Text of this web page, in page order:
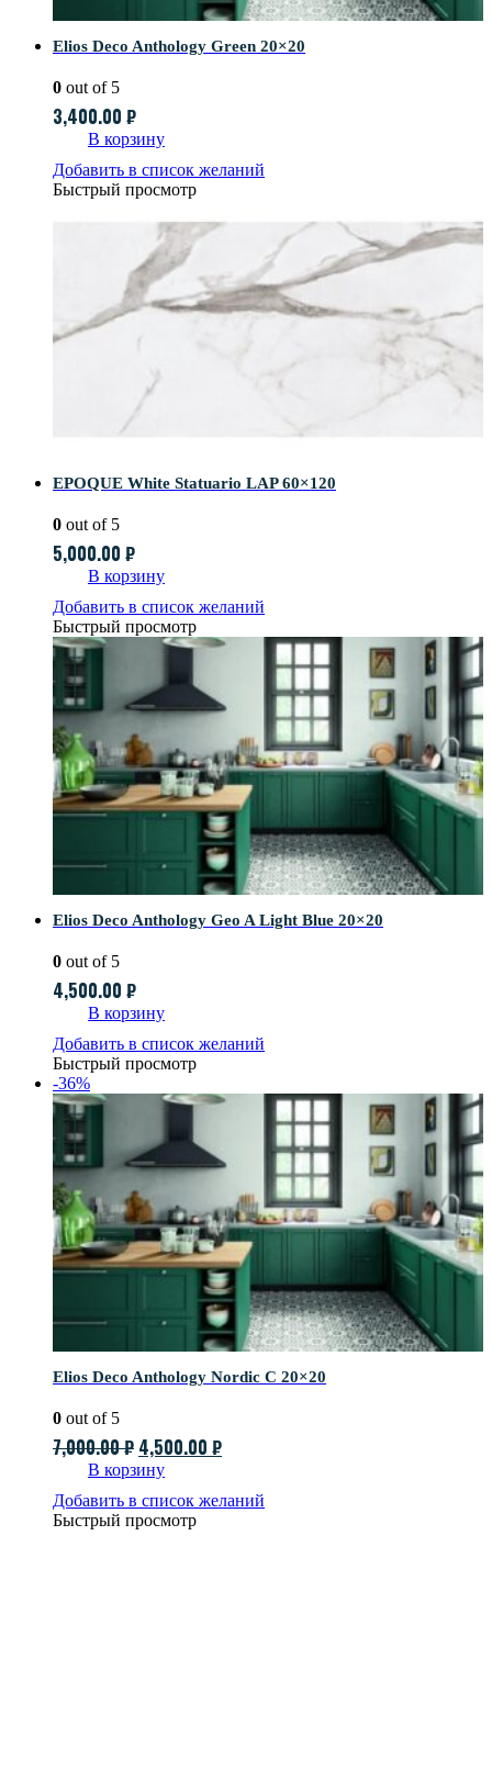
Elios Deco Anthology Green 20×20
0 out of 5
3,400.00 ₽
В корзину
Добавить в список желаний
Быстрый просмотр
EPOQUE White Statuario LAP 60×120
0 out of 5
5,000.00 ₽
В корзину
Добавить в список желаний
Быстрый просмотр
Elios Deco Anthology Geo A Light Blue 20×20
0 out of 5
4,500.00 ₽
В корзину
Добавить в список желаний
Быстрый просмотр
-36%
Elios Deco Anthology Nordic C 20×20
0 out of 5
7,000.00₽ Первоначальная
цена
составляла
7,000.00 ₽.
4,500.00 ₽Текущая
4,500.00 ₽.
В корзину
Добавить в список желаний
Быстрый просмотр